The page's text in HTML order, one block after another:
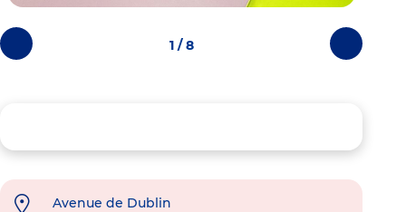
Photos
précédentes
Photos
suivantes
1 / 8
Avenue de Dublin